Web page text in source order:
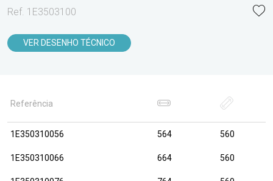
Ref. 1E3503100
VER DESENHO TÉCNICO
Referência
1E350310056 564 560
1E350310066 664 560